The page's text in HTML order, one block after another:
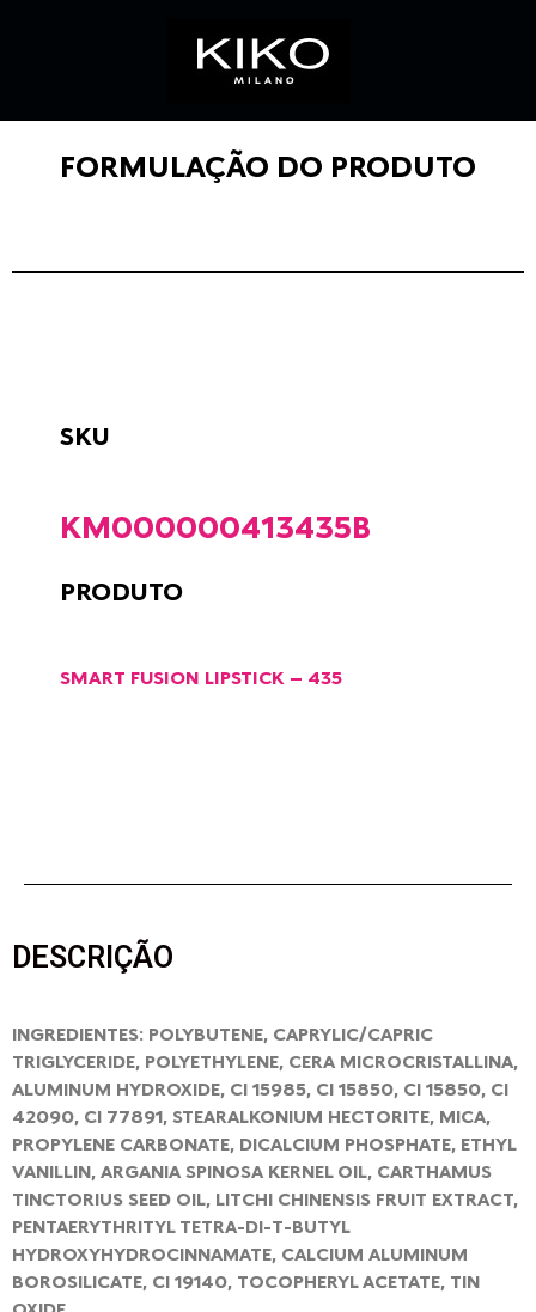
FORMULAÇÃO DO PRODUTO
SKU
KM000000413435B
PRODUTO
SMART FUSION LIPSTICK – 435
DESCRIÇÃO
INGREDIENTES: POLYBUTENE, CAPRYLIC/CAPRIC
TRIGLYCERIDE, POLYETHYLENE, CERA MICROCRISTALLINA,
ALUMINUM HYDROXIDE, CI 15985, CI 15850, CI 15850, CI
42090, CI 77891, STEARALKONIUM HECTORITE, MICA,
PROPYLENE CARBONATE, DICALCIUM PHOSPHATE, ETHYL
VANILLIN, ARGANIA SPINOSA KERNEL OIL, CARTHAMUS
TINCTORIUS SEED OIL, LITCHI CHINENSIS FRUIT EXTRACT,
PENTAERYTHRITYL TETRA-DI-T-BUTYL
HYDROXYHYDROCINNAMATE, CALCIUM ALUMINUM
BOROSILICATE, CI 19140, TOCOPHERYL ACETATE, TIN